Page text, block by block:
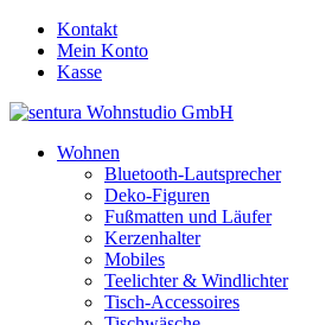
Kontakt
Mein Konto
Kasse
Wohnen
Bluetooth-Lautsprecher
Deko-Figuren
Fußmatten und Läufer
Kerzenhalter
Mobiles
Teelichter & Windlichter
Tisch-Accessoires